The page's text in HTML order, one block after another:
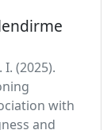
I. (2025).
with
and